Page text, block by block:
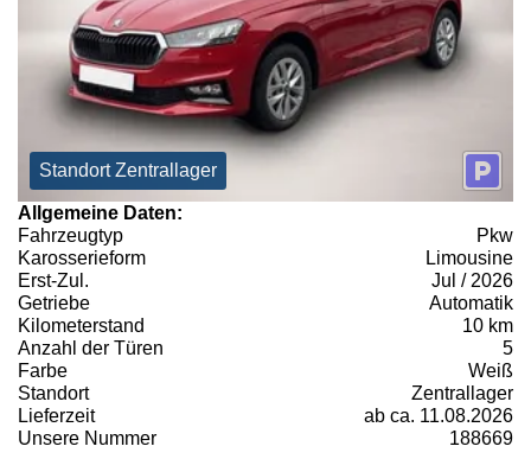
Standort Zentrallager
Allgemeine Daten:
Fahrzeugtyp
Pkw
Karosserieform
Limousine
Erst-Zul.
Jul / 2026
Getriebe
Automatik
Kilometerstand
10 km
Anzahl der Türen
5
Farbe
Weiß
Standort
Zentrallager
Lieferzeit
ab ca. 11.08.2026
Unsere Nummer
188669